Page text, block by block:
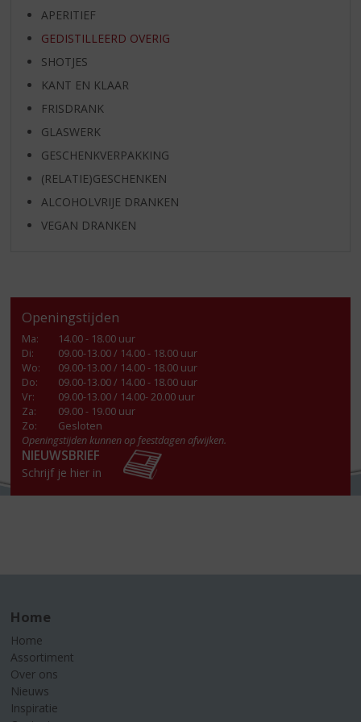
APERITIEF
GEDISTILLEERD OVERIG
SHOTJES
KANT EN KLAAR
FRISDRANK
GLASWERK
GESCHENKVERPAKKING
(RELATIE)GESCHENKEN
ALCOHOLVRIJE DRANKEN
VEGAN DRANKEN
Openingstijden
Ma:
14.00 - 18.00 uur
Di:
09.00-13.00 / 14.00 - 18.00 uur
Wo:
09.00-13.00 / 14.00 - 18.00 uur
Do:
09.00-13.00 / 14.00 - 18.00 uur
Vr:
09.00-13.00 / 14.00- 20.00 uur
Za:
09.00 - 19.00 uur
Zo:
Gesloten
Openingstijden kunnen op feestdagen afwijken.
NIEUWSBRIEF
Schrijf je hier in
Home
Home
Assortiment
Over ons
Nieuws
Inspiratie